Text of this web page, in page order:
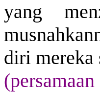
yang
diri mereka